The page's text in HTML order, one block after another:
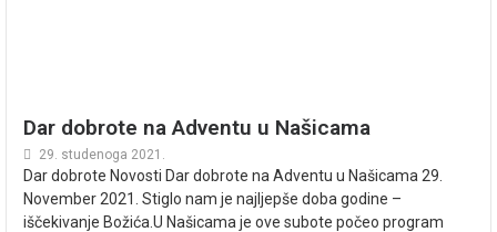
Dar dobrote na Adventu u Našicama
29. studenoga 2021.
Dar dobrote Novosti Dar dobrote na Adventu u Našicama 29.
November 2021. Stiglo nam je najljepše doba godine –
iščekivanje Božića.U Našicama je ove subote počeo program